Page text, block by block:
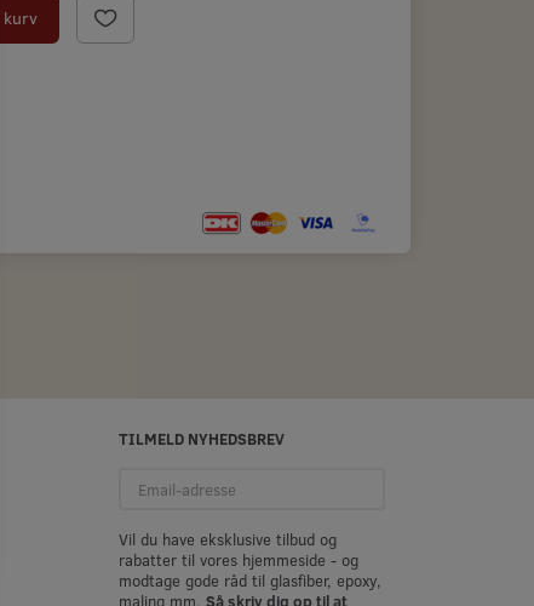
kurv
TILMELD NYHEDSBREV
adresse
Vil du have eksklusive tilbud og
rabatter til vores hjemmeside - og
modtage gode råd til glasfiber, epoxy,
maling mm. Så skriv dig op til at